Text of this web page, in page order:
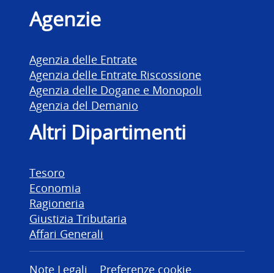
Agenzie
Agenzia delle Entrate
Agenzia delle Entrate Riscossione
Agenzia delle Dogane e Monopoli
Agenzia del Demanio
Altri Dipartimenti
Tesoro
Economia
Ragioneria
Giustizia Tributaria
Affari Generali
Note Legali Preferenze cookie